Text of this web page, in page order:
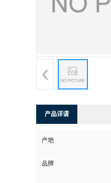
产品详请
产地
品牌